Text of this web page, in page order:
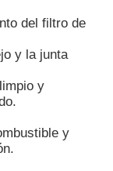
del filtro de
y la junta
y
y